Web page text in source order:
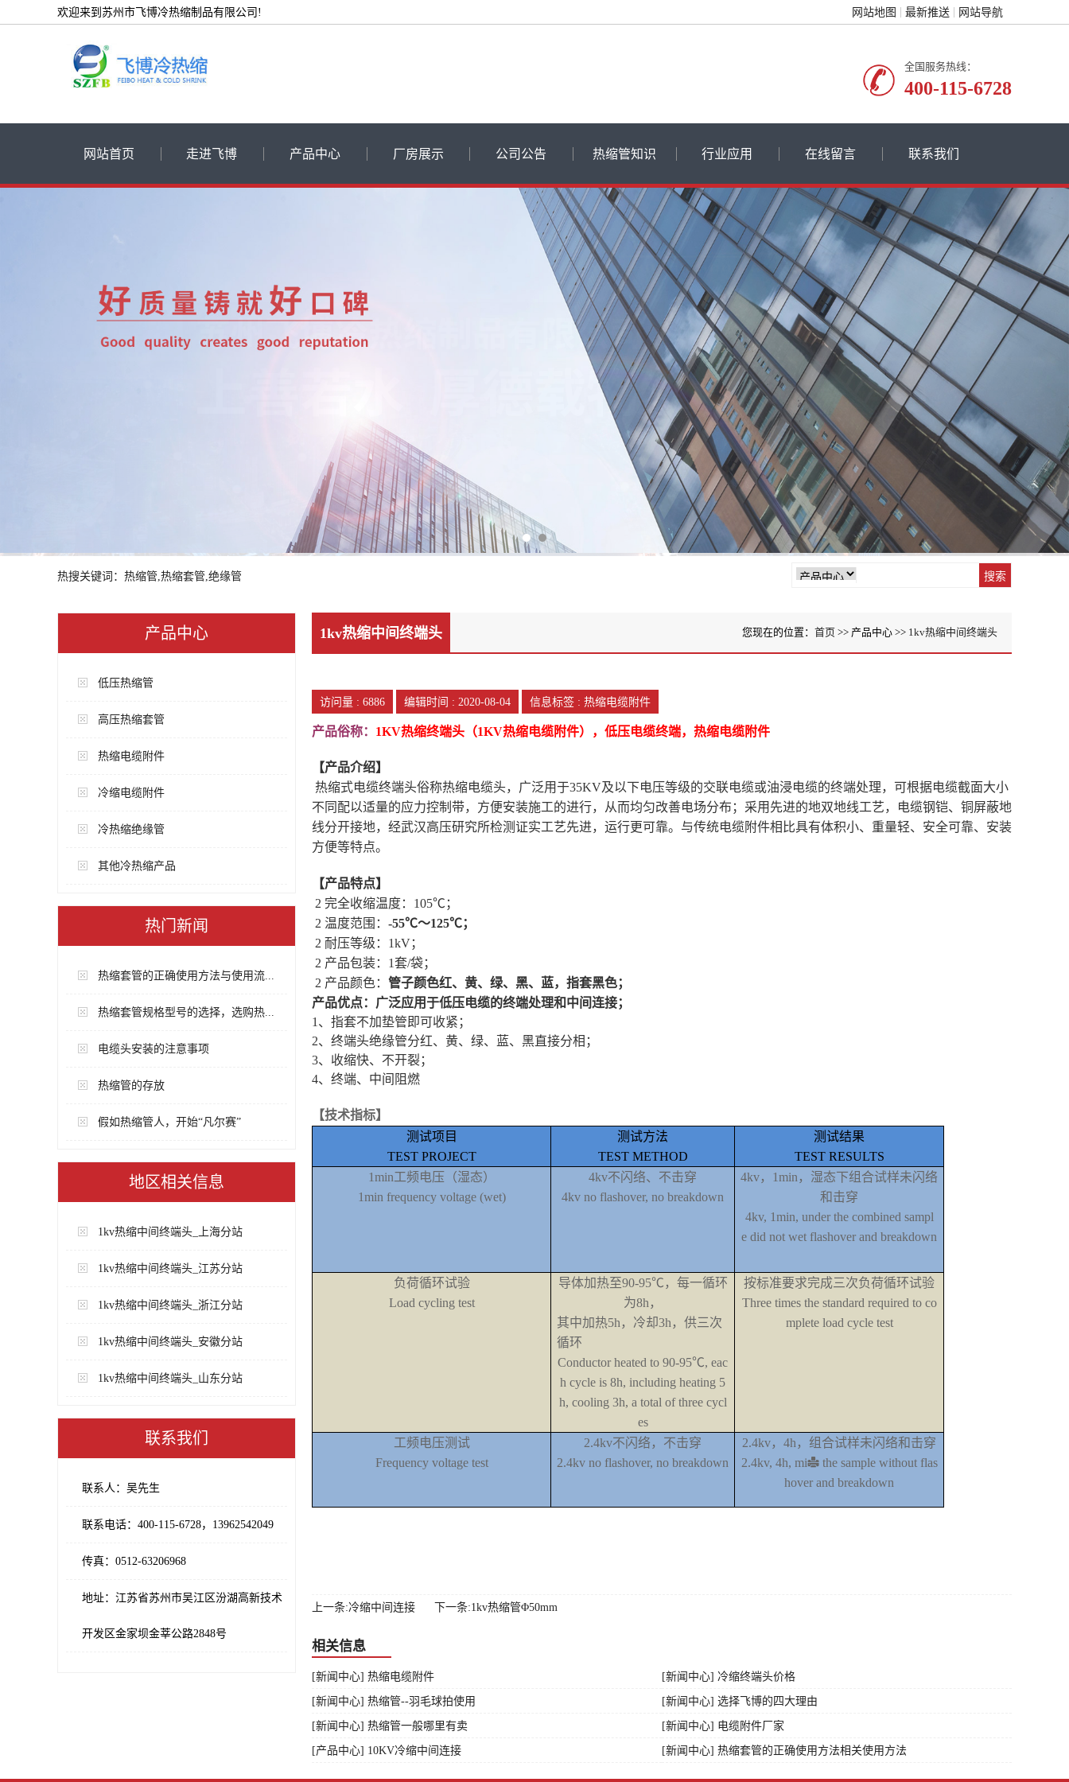
欢迎来到苏州市飞博冷热缩制品有限公司! 网站地图 最新推送 网站导航
全国服务热线：
400-115-6728
网站首页 走进飞博 产品中心
冷缩电缆附件
冷热缩绝缘管
其他冷热缩产品
厂房展示 公司公告
飞博动态
热缩管知识
常见问题
热缩管知识 行业应用 在线留言 联系我们
热搜关键词：热缩管,热缩套管,绝缘管
产品中心
低压热缩管
高压热缩套管
热缩电缆附件
冷缩电缆附件
冷热缩绝缘管
其他冷热缩产品
热门新闻
热缩套管的正确使用方法与使用流...
热缩套管规格型号的选择，选购热...
电缆头安装的注意事项
热缩管的存放
假如热缩管人，开始“凡尔赛”
地区相关信息
1kv热缩中间终端头_上海分站
1kv热缩中间终端头_江苏分站
1kv热缩中间终端头_浙江分站
1kv热缩中间终端头_安徽分站
1kv热缩中间终端头_山东分站
联系我们
联系人：吴先生
联系电话：400-115-6728，13962542049
传真：0512-63206968
地址：江苏省苏州市吴江区汾湖高新技术
开发区金家坝金莘公路2848号
1kv热缩中间终端头 您现在的位置： 首页 >> 产品中心 >> 1kv热缩中间终端头
访问量 : 6886 编辑时间 : 2020-08-04 信息标签 : 热缩电缆附件
产品俗称： 1KV热缩终端头（1KV热缩电缆附件），低压电缆终端，热缩电缆附件
【产品介绍】
热缩式电缆终端头俗称热缩电缆头，广泛用于35KV及以下电压等级的交联电缆或油浸电缆的终端处理，可根据电缆截面大小
不同配以适量的应力控制带，方便安装施工的进行，从而均匀改善电场分布；采用先进的地双地线工艺，电缆钢铠、铜屏蔽地
线分开接地，经武汉高压研究所检测证实工艺先进，运行更可靠。与传统电缆附件相比具有体积小、重量轻、安全可靠、安装
方便等特点。
【产品特点】
2 完全收缩温度：105℃；
2 温度范围： -55℃～125℃；
2 耐压等级：1kV；
2 产品包装：1套/袋；
2 产品颜色： 管子颜色红、黄、绿、黑、蓝，指套黑色；
产品优点： 广泛应用于低压电缆的终端处理和中间连接；
1、指套不加垫管即可收紧；
2、终端头绝缘管分红、黄、绿、蓝、黑直接分相；
3、收缩快、不开裂；
4、终端、中间阻燃
【技术指标】
测试项目
TEST PROJECT
测试方法
TEST METHOD
测试结果
TEST RESULTS
1min工频电压（湿态）
1min frequency voltage (wet)
4kv不闪络、不击穿
4kv no flashover, no breakdown
4kv， 1min ，湿态下组合试样未闪络
和击穿
4kv, 1min, under the combined sampl
e did not wet flashover and breakdown
负荷循环试验
Load cycling test
导体加热至90-95℃，每一循环
为8h ，
其中加热5h ，冷却 3h ，供三次
循环
Conductor heated to 90-95℃ , eac
h cycle is 8h, including heating 5
h, cooling 3h, a total of three cycl
es
按标准要求完成三次负荷循环试验
Three times the standard required to co
mplete load cycle test
工频电压测试
Frequency voltage test
2.4kv不闪络，不击穿
2.4kv no flashover, no breakdown
2.4kv， 4h ，组合试样未闪络和击穿
2.4kv, 4h, mix the sample without flas
hover and breakdown
上一条:冷缩中间连接 下一条:1kv热缩管Φ50mm
相关信息
[新闻中心] 热缩电缆附件 [新闻中心] 冷缩终端头价格
[新闻中心] 热缩管--羽毛球拍使用 [新闻中心] 选择飞博的四大理由
[新闻中心] 热缩管一般哪里有卖 [新闻中心] 电缆附件厂家
[产品中心] 10KV冷缩中间连接 [新闻中心] 热缩套管的正确使用方法相关使用方法